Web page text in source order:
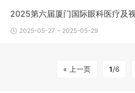
2025第六届厦门国际眼科医疗及
2025-05-27 ~ 2025-05-29
« 上一页 1/6